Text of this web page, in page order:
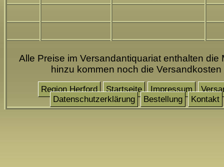
Alle Preise im Versandantiquariat enthalten die
hinzu kommen noch die Versandkosten
Region Herford Startseite Impressum
Datenschutzerklärung
Bestellung Kontakt